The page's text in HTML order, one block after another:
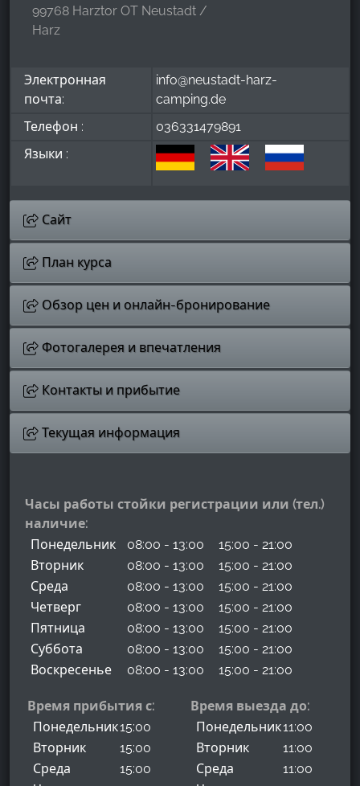
99768 Harztor OT Neustadt /
Harz
Электронная
почта:
info@neustadt-harz-
camping.de
Телефон :
036331479891
Языки :
Сайт
План курса
Обзор цен и онлайн-бронирование
Фотогалерея и впечатления
Контакты и прибытие
Текущая информация
Часы работы стойки регистрации или (тел.)
наличие:
Понедельник
08:00 - 13:00
15:00 - 21:00
Вторник
08:00 - 13:00
15:00 - 21:00
Среда
08:00 - 13:00
15:00 - 21:00
Четверг
08:00 - 13:00
15:00 - 21:00
Пятница
08:00 - 13:00
15:00 - 21:00
Суббота
08:00 - 13:00
15:00 - 21:00
Воскресенье
08:00 - 13:00 15:00 - 21:00
Время прибытия с:
Понедельник15:00
Вторник
15:00
Среда
15:00
Время выезда до:
Понедельник11:00
Вторник
11:00
Среда
11:00